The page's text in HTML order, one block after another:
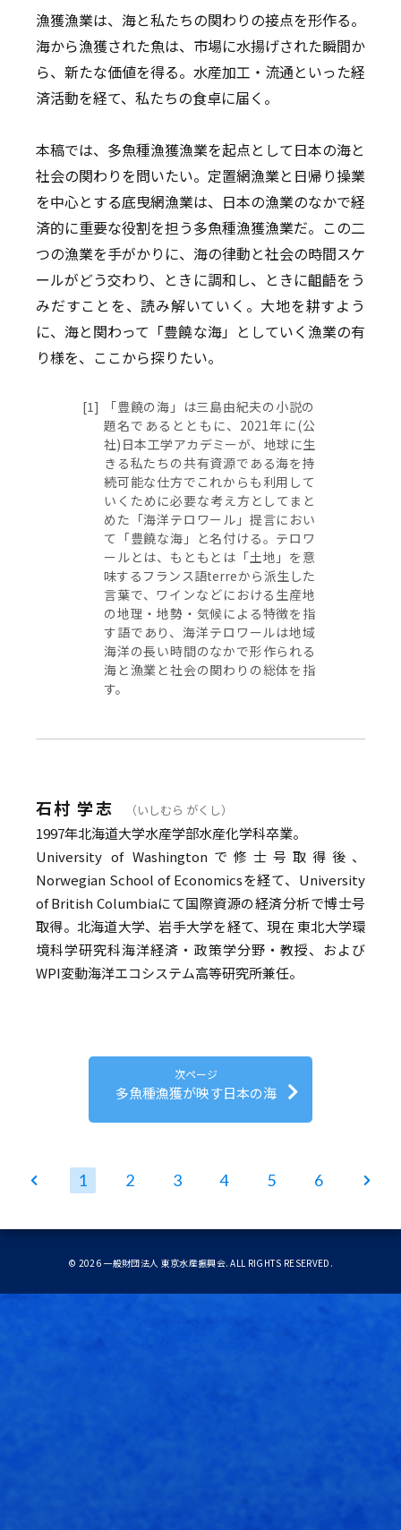
漁獲漁業は、海と私たちの関わりの接点を形作る。
海から漁獲された魚は、市場に水揚げされた瞬間か
ら、新たな価値を得る。水産加工・流通といった経
済活動を経て、私たちの食卓に届く。
本稿では、多魚種漁獲漁業を起点として日本の海と
社会の関わりを問いたい。定置網漁業と日帰り操業
を中心とする底曳網漁業は、日本の漁業のなかで経
済的に重要な役割を担う多魚種漁獲漁業だ。この二
つの漁業を手がかりに、海の律動と社会の時間スケ
ールがどう交わり、ときに調和し、ときに齟齬をう
みだすことを、読み解いていく。大地を耕すよう
に、海と関わって「豊饒な海」としていく漁業の有
り様を、ここから探りたい。
[1]
「豊饒の海」は三島由紀夫の小説の
題名であるとともに、2021年に(公
社)日本工学アカデミーが、地球に生
きる私たちの共有資源である海を持
続可能な仕方でこれからも利用して
いくために必要な考え方としてまと
めた「海洋テロワール」提言におい
て「豊饒な海」と名付ける。テロワ
ールとは、もともとは「土地」を意
味するフランス語terreから派生した
言葉で、ワインなどにおける生産地
の地理・地勢・気候による特徴を指
す語であり、海洋テロワールは地域
海洋の長い時間のなかで形作られる
海と漁業と社会の関わりの総体を指
す。
石村 学志 （いしむら がくし）
1997年北海道大学水産学部水産化学科卒業。
University of Washingtonで修士号取得後、
Norwegian School of Economicsを経て、University
of British Columbiaにて国際資源の経済分析で博士号
取得。北海道大学、岩手大学を経て、現在 東北大学環
境科学研究科海洋経済・政策学分野・教授、および
WPI変動海洋エコシステム高等研究所兼任。
次ページ
多魚種漁獲が映す日本の海
1 2 3 4 5 6
ジ
© 2026一般財団法人 東京水産振興会. ALL RIGHTS RESERVED.